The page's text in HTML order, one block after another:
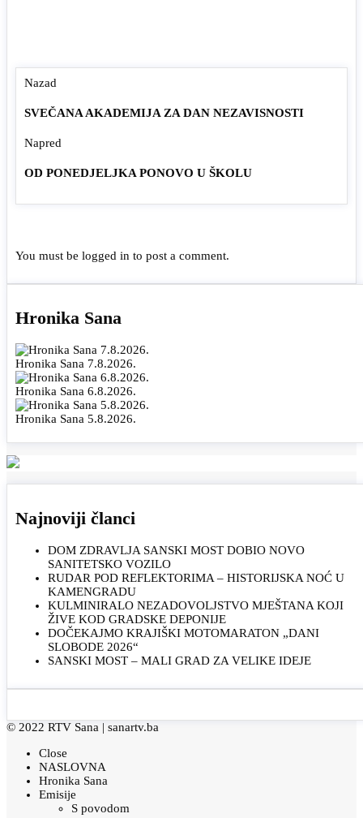
Nazad
SVEČANA AKADEMIJA ZA DAN NEZAVISNOSTI
Napred
OD PONEDJELJKA PONOVO U ŠKOLU
You must be logged in to post a comment.
Hronika Sana
Hronika Sana 7.8.2026.
Hronika Sana 6.8.2026.
Hronika Sana 5.8.2026.
Najnoviji članci
DOM ZDRAVLJA SANSKI MOST DOBIO NOVO
SANITETSKO VOZILO
RUDAR POD REFLEKTORIMA – HISTORIJSKA NOĆ U
KAMENGRADU
KULMINIRALO NEZADOVOLJSTVO MJEŠTANA KOJI
ŽIVE KOD GRADSKE DEPONIJE
DOČEKAJMO KRAJIŠKI MOTOMARATON „DANI
SLOBODE 2026“
SANSKI MOST – MALI GRAD ZA VELIKE IDEJE
© 2022 RTV Sana | sanartv.ba
Close
NASLOVNA
Hronika Sana
Emisije
S povodom